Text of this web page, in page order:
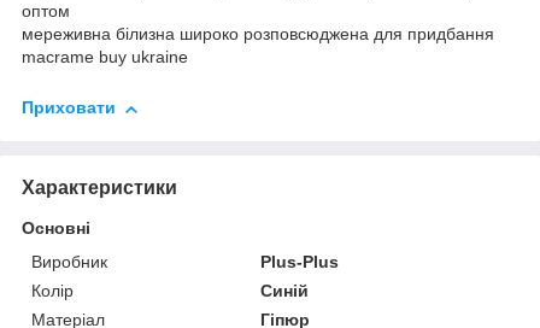
оптом
мереживна білизна широко розповсюджена для придбання
macrame buy ukraine
Приховати
Характеристики
Основні
Виробник
Plus-Plus
Колір
Синій
Матеріал
Гіпюр